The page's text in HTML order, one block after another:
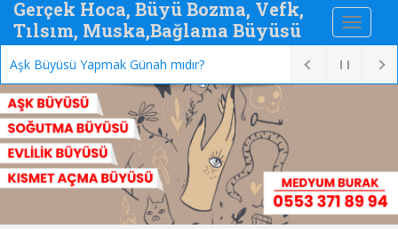
Gerçek Hoca, Büyü Bozma, Vefk,
Tılsım, Muska,Bağlama Büyüsü
Aşk Büyüsü Yapmak Günah mıdır?